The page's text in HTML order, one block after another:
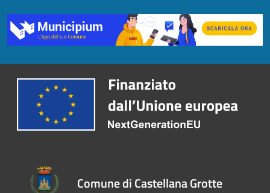
Comune di Castellana Grotte